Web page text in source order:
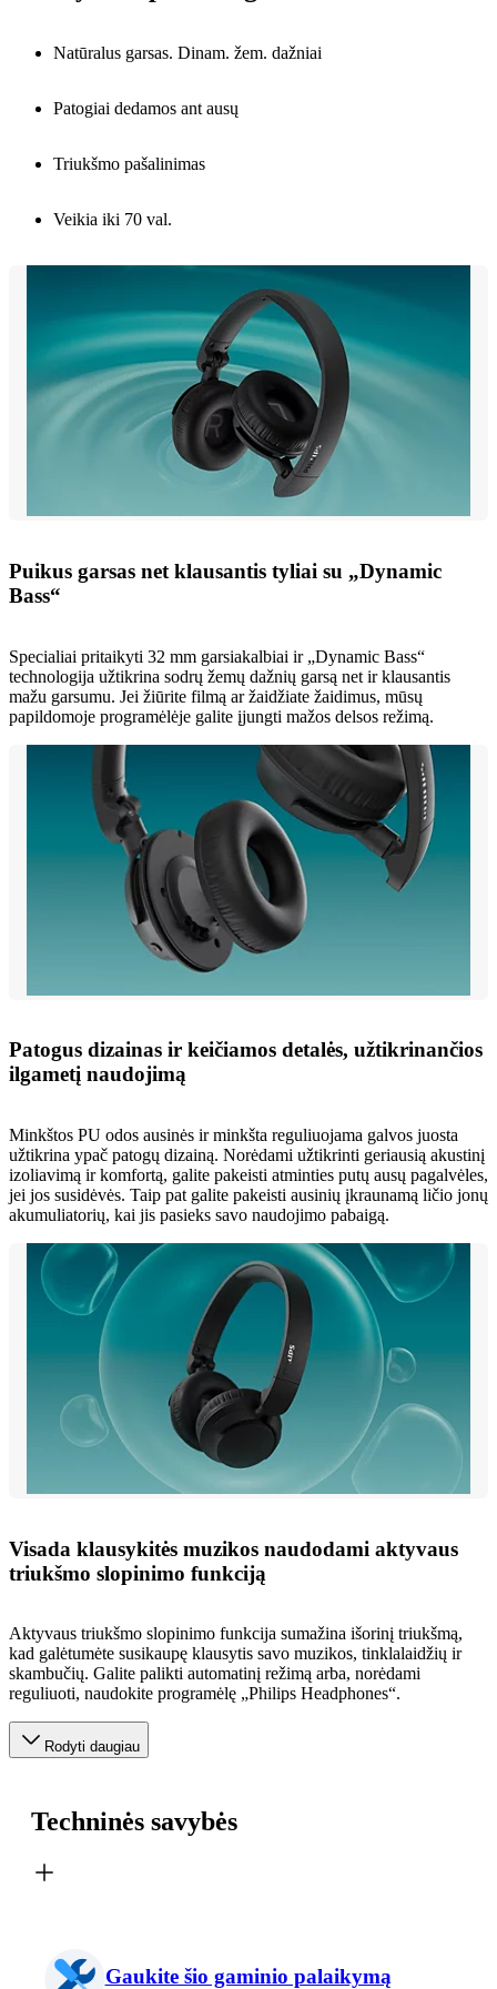
Natūralus garsas. Dinam. žem. dažniai
Patogiai dedamos ant ausų
Triukšmo pašalinimas
Veikia iki 70 val.
Puikus garsas net klausantis tyliai su „Dynamic
Bass“
Specialiai pritaikyti 32 mm garsiakalbiai ir „Dynamic Bass“
technologija užtikrina sodrų žemų dažnių garsą net ir klausantis
mažu garsumu. Jei žiūrite filmą ar žaidžiate žaidimus, mūsų
papildomoje programėlėje galite įjungti mažos delsos režimą.
Patogus dizainas ir keičiamos detalės, užtikrinančios
ilgametį naudojimą
Minkštos PU odos ausinės ir minkšta reguliuojama galvos juosta
užtikrina ypač patogų dizainą. Norėdami užtikrinti geriausią akustinį
izoliavimą ir komfortą, galite pakeisti atminties putų ausų pagalvėles,
jei jos susidėvės. Taip pat galite pakeisti ausinių įkraunamą ličio jonų
akumuliatorių, kai jis pasieks savo naudojimo pabaigą.
Visada klausykitės muzikos naudodami aktyvaus
triukšmo slopinimo funkciją
Aktyvaus triukšmo slopinimo funkcija sumažina išorinį triukšmą,
kad galėtumėte susikaupę klausytis savo muzikos, tinklalaidžių ir
skambučių. Galite palikti automatinį režimą arba, norėdami
reguliuoti, naudokite programėlę „Philips Headphones“.
Rodyti daugiau
Techninės savybės
Gaukite šio gaminio palaikymą